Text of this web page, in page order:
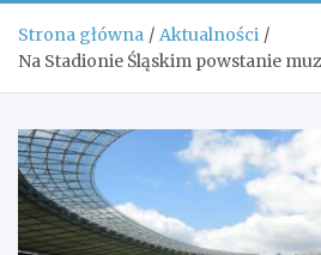
Strona główna
Aktualności
Na Stadionie Śląskim powstanie